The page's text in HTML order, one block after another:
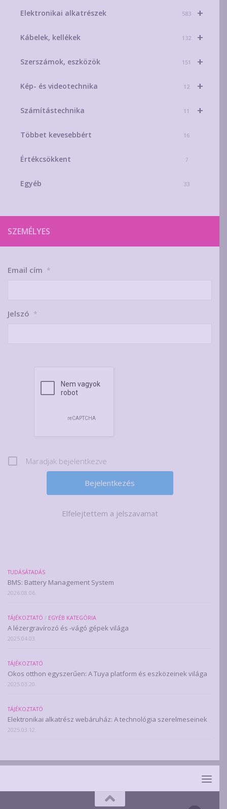
+
Elektronikai alkatrészek 583
+
Kábelek, kellékek 132
+
Szerszámok, eszközök 151
+
Kép- és videotechnika 12
+
Számítástechnika 11
Többet kevesebbért 16
Értékcsökkent 7
Egyéb 33
SZEMÉLYES
Email cím *
Jelszó *
Maradjak bejelentkezve
Elfelejtettem a jelszavamat
TUDÁSÁTADÁS
BMS: Battery Management System
2026.08.06.
TÁJÉKOZTATÓ / EGYÉB KATEGÓRIA
A lézergravírozó és -vágó gépek világa
2025.04.03.
TÁJÉKOZTATÓ
Okos otthon egyszerűen: A Tuya platform és eszközeinek világa
2025.03.20.
TÁJÉKOZTATÓ
Elektronikai alkatrész webáruház: A technológia szerelmeseinek
2025.03.12.